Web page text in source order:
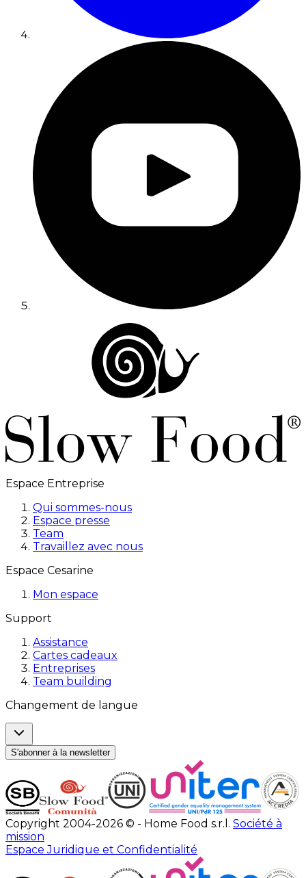
Espace Entreprise
Qui sommes-nous
Espace presse
Team
Travaillez avec nous
Espace Cesarine
Mon espace
Support
Assistance
Cartes cadeaux
Entreprises
Team building
Changement de langue
S'abonner à la newsletter
Copyright 2004-2026 © - Home Food s.r.l. Société à
mission
Espace Juridique et Confidentialité